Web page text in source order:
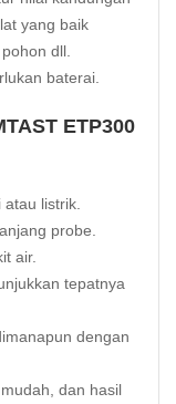
yang baik
dll.
baterai.
ETP300
atau listrik.
probe.
air.
tepatnya
dengan
dan hasil